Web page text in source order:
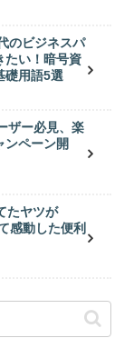
のビジネスパ
たい！暗号資
礎用語5選
ザー必見、楽
ンペーン開
たヤツが
感動した便利